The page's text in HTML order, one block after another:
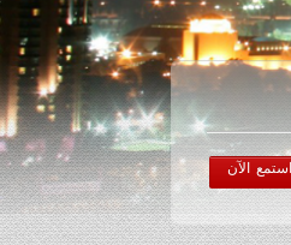
استمع الآن